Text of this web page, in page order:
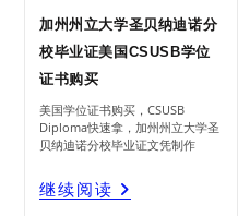
加州州立大学圣贝纳迪诺分
校毕业证美国CSUSB学位
证书购买
美国学位证书购买，CSUSB
Diploma快速拿，加州州立大学圣
贝纳迪诺分校毕业证文凭制作
继续阅读 加
州
州